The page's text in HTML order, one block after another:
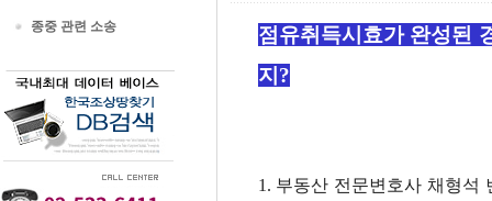
종중 관련 소송
점유취득시효가 완성된
지?
1. 부동산 전문변호사 채형석